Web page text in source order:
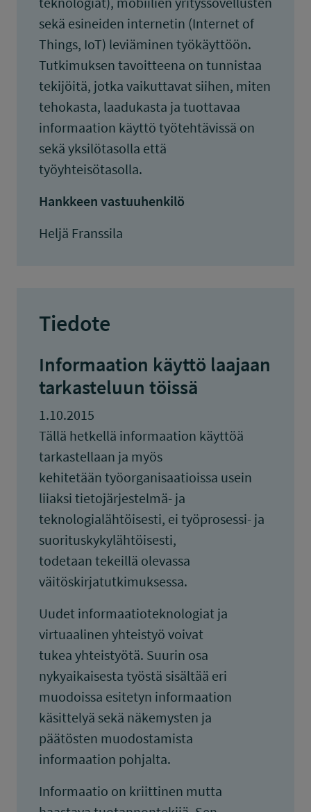
sekä esineiden internetin (Internet of
Things, IoT) leviäminen työkäyttöön.
Tutkimuksen tavoitteena on tunnistaa
tekijöitä, jotka vaikuttavat siihen, miten
tehokasta, laadukasta ja tuottavaa
informaation käyttö työtehtävissä on
sekä yksilötasolla että
työyhteisötasolla.
Hankkeen vastuuhenkilö
Heljä Franssila
Tiedote
Informaation käyttö laajaan
tarkasteluun töissä
1.10.2015
Tällä hetkellä informaation käyttöä
tarkastellaan ja myös
kehitetään työorganisaatioissa usein
liiaksi tietojärjestelmä- ja
teknologialähtöisesti, ei työprosessi- ja
suorituskykylähtöisesti,
todetaan tekeillä olevassa
väitöskirjatutkimuksessa.
Uudet informaatioteknologiat ja
virtuaalinen yhteistyö voivat
tukea yhteistyötä. Suurin osa
nykyaikaisesta työstä sisältää eri
muodoissa esitetyn informaation
käsittelyä sekä näkemysten ja
päätösten muodostamista
informaation pohjalta.
Informaatio on kriittinen mutta